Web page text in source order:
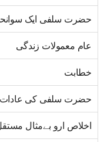
حضرت سلفی ایک
عام معمولات زندگی
خطابت
حضرت سلفی کی عادات
اخلاص ارو بےمثال